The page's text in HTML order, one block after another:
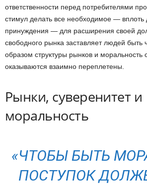
ответственности перед потребителями
стимул делать все необходимое — вплоть
принуждения — для расширения своей
свободного рынка заставляет людей быть
образом структуры рынков и моральность
оказываются взаимно переплетены.
Рынки, суверенитет и
моральность
«ЧТОБЫ БЫТЬ
ПОСТУПОК